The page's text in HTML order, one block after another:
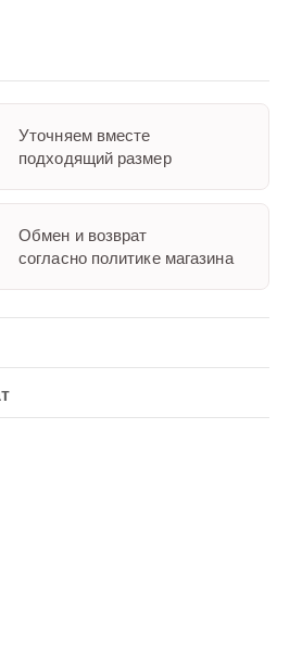
Уточняем вместе
подходящий размер
Обмен и возврат
согласно политике магазина